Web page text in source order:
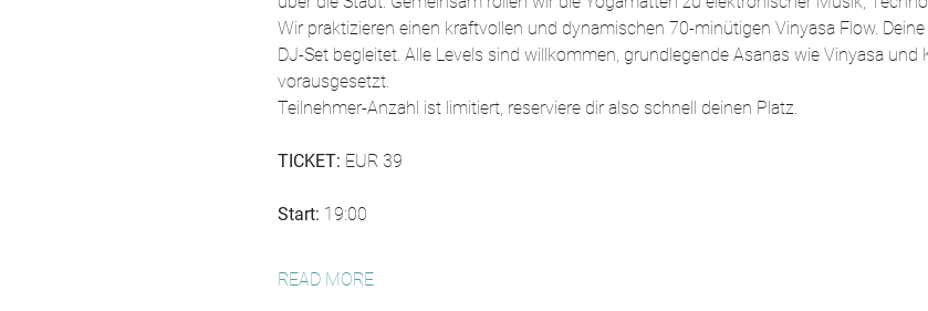
Wir praktizieren einen kraftvollen und dynamischen 70-minütigen Vinyasa Flow.
DJ-Set begleitet. Alle Levels sind willkommen, grundlegende Asanas wie Vinyasa und
vorausgesetzt.
Teilnehmer-Anzahl ist limitiert, reserviere dir also schnell deinen Platz.
TICKET: EUR 39
Start: 19:00
READ MORE